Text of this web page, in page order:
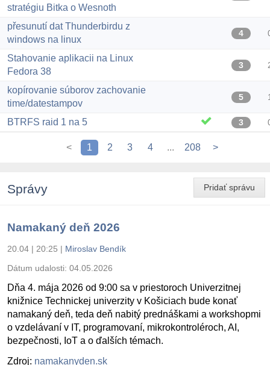
stratégiu Bitka o Wesnoth
přesunutí dat Thunderbirdu z
windows na linux
4
Stahovanie aplikacii na Linux
Fedora 38
3
kopírovanie súborov zachovanie
time/datestampov
5
BTRFS raid 1 na 5 3
< 1 2 3 4 ... 208 >
Pridať správu
Správy
Namakaný deň 2026
20.04 | 20:25 | Miroslav Bendík
Dátum udalosti: 04.05.2026
Dňa 4. mája 2026 od 9:00 sa v priestoroch Univerzitnej
knižnice Technickej univerzity v Košiciach bude konať
namakaný deň, teda deň nabitý prednáškami a workshopmi
o vzdelávaní v IT, programovaní, mikrokontroléroch, AI,
bezpečnosti, IoT a o ďalších témach.
Zdroj: namakanyden.sk